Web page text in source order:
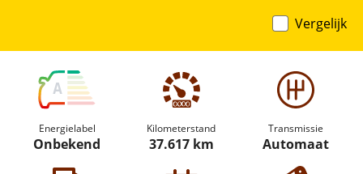
A
Energielabel
Onbekend
Kilometerstand
37.617 km
Transmissie
Automaat
Vergelijk